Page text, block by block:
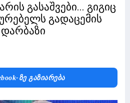
გასაშვები... გიგიც
გადაცემის
Ზე Გაზიარება